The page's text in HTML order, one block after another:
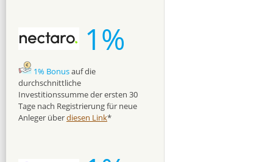
1%
1% Bonusauf die
durchschnittliche
Investitionssumme der ersten 30
Tage nach Registrierung für neue
Anleger überdiesen Link*